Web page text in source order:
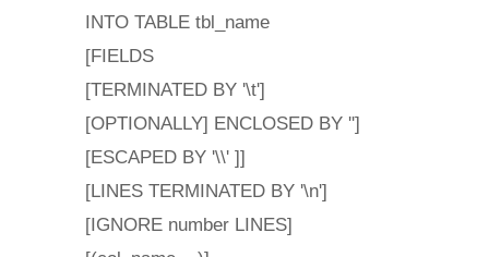
INTO TABLE tbl_name
[FIELDS
[TERMINATED BY '\t']
[OPTIONALLY] ENCLOSED BY '']
[ESCAPED BY '\\' ]]
[LINES TERMINATED BY '\n']
[IGNORE number LINES]